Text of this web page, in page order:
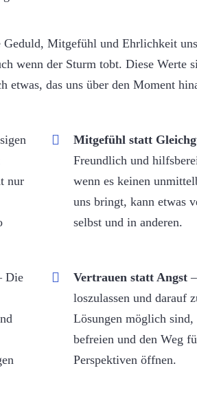
Mitgefühl und Ehrlichkeit
wenn der Sturm tobt. Diese Werte
etwas, das uns über den Moment
nur
Mitgefühl statt
Freundlich und
wenn es keinen
uns bringt, kann etwas
selbst und in anderen.
Die
Vertrauen statt Angst
loszulassen und darauf
Lösungen möglich sind,
befreien und den Weg
Perspektiven öffnen.